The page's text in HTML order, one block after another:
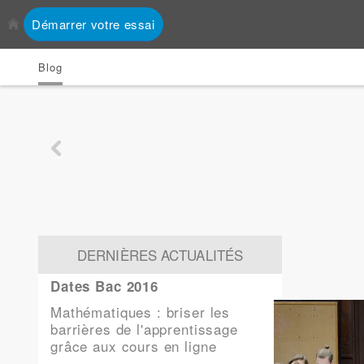
Démarrer votre essai
Blog
DERNIÈRES ACTUALITÉS
Dates Bac 2016
Mathématiques : briser les
barrières de l'apprentissage
grâce aux cours en ligne